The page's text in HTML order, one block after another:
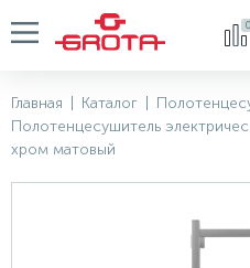
0
Главная Каталог
Полотенцесушитель
хром матовый